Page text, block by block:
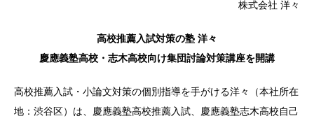
株式会社 洋々
高校推薦入試対策の塾 洋々
慶應義塾高校・志木高校向け集団討論対策講座を開講
高校推薦入試・小論文対策の個別指導を手がける洋々（本社所在
地：渋谷区）は、慶應義塾高校推薦入試、慶應義塾志木高校自己